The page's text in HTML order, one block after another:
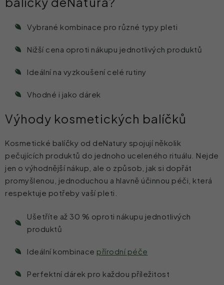
á
a
p
k
v
ý
p
i
s
u
Vybrané kombinace pro různé typy pleti
Nižší cena oproti nákupu jednotlivých produktů
Ideální na vyzkoušení celé rutiny
Vhodné i jako dárek
Výhody kosmetických balíčků
Kosmetické balíčky od deNatury spojují několik
pečujících produktů do jednoho uceleného rituálu. Nejde
jen o výhodnější nákup, ale o způsob, jak si dopřát
promyšlenou, jednoduchou a hlavně účinnou péči, která
respektuje potřeby vaší pleti.
Ušetříte až 30 % oproti nákupu jednotlivých
produktů
Ideální kombinace přírodní péče
Perfektní dárek pro každou příležitost